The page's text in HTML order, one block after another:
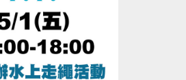
、網路報名、APP報名
窗)